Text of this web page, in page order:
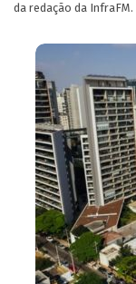
da redação da InfraFM.